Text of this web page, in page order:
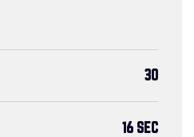
30
16 SEC